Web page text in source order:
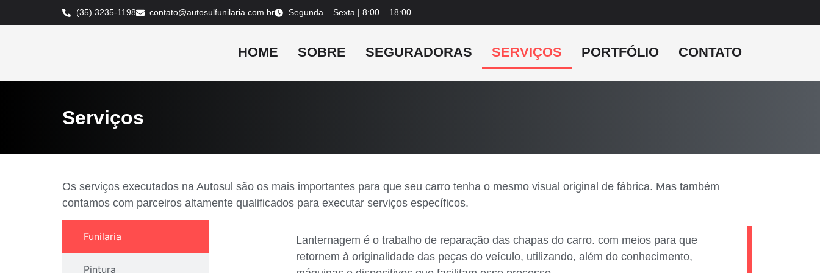
(35) 3235-1198 contato@autosulfunilaria.com.br Segunda – Sexta | 8:00 – 18:00
HOME SOBRE SEGURADORAS SERVIÇOS PORTFÓLIO CONTATO
Serviços
Os serviços executados na Autosul são os mais importantes para que seu carro tenha o mesmo visual original de fábrica. Mas também
contamos com parceiros altamente qualificados para executar serviços específicos.
Funilaria
Pintura
Lanternagem é o trabalho de reparação das chapas do carro. com meios para que
retornem à originalidade das peças do veículo, utilizando, além do conhecimento,